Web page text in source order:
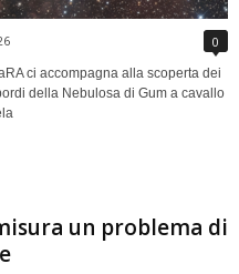
0
ci accompagna alla scoperta dei
della Nebulosa di Gum a cavallo
un problema di